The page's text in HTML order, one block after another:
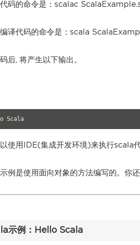
码的命令是：scalac
译代码的命令是：scala
后, 将产生以下输出。
Scala
使用IDE(集成开发环境)来执行scala代
示例是使用面向对象的方法编写的。你
示例：Hello Scala